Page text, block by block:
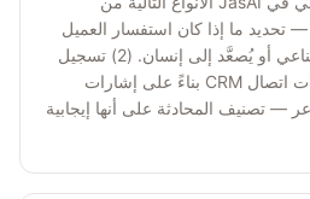
(1) التوجيه — تحديد ما إذا كان استفسار العميل
يُعالَج بواسطة الذكاء الاصطناعي أو يُصعَّد إلى إنسان. (2) تسجيل
النقاط — حساب نقاط لجهات اتصال CRM بناءً على إشارات
المشاعر — تصنيف المحادثة على أنها إيجابية